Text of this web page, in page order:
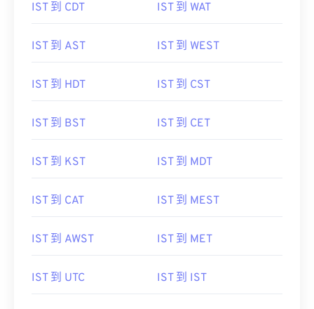
IST 到 CDT IST 到 WAT
IST 到 AST IST 到 WEST
IST 到 HDT IST 到 CST
IST 到 BST IST 到 CET
IST 到 KST IST 到 MDT
IST 到 CAT IST 到 MEST
IST 到 AWST IST 到 MET
IST 到 UTC IST 到 IST